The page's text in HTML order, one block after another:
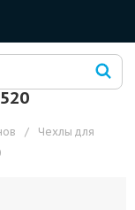
/
Чехлы для